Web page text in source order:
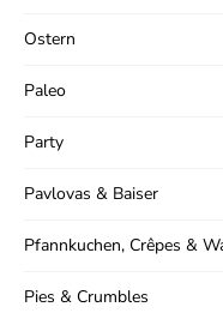
Ostern
Paleo
Party
Pavlovas & Baiser
Pfannkuchen, Crêpes &
Pies & Crumbles